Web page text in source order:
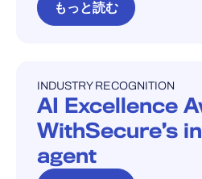
もっと読む
INDUSTRY RECOGNITION
INDUSTRY RECOGNITION
AI Excellence
WithSecure’s
agent